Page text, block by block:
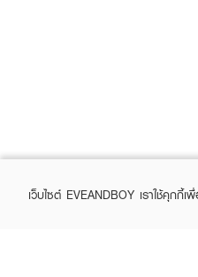
เว็บไซต์ EVEANDBOY เราใช้คุก